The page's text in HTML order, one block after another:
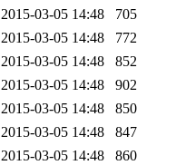
2015-03-05 14:48
705
2015-03-05 14:48
772
2015-03-05 14:48
852
2015-03-05 14:48
902
2015-03-05 14:48
850
2015-03-05 14:48
847
2015-03-05 14:48
860